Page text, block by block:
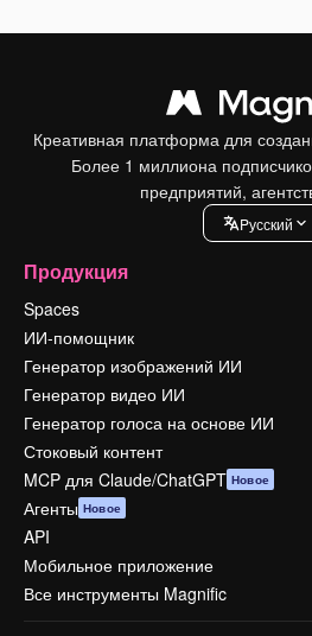
Креативная платформа для
Более 1 миллиона
предприятий,
Pусский
Продукция
Spaces
ИИ-помощник
Генератор изображений ИИ
Генератор видео ИИ
Генератор голоса на основе ИИ
Стоковый контент
MCP для Claude/ChatGPT Новое
Агенты Новое
API
Мобильное приложение
Все инструменты Magnific